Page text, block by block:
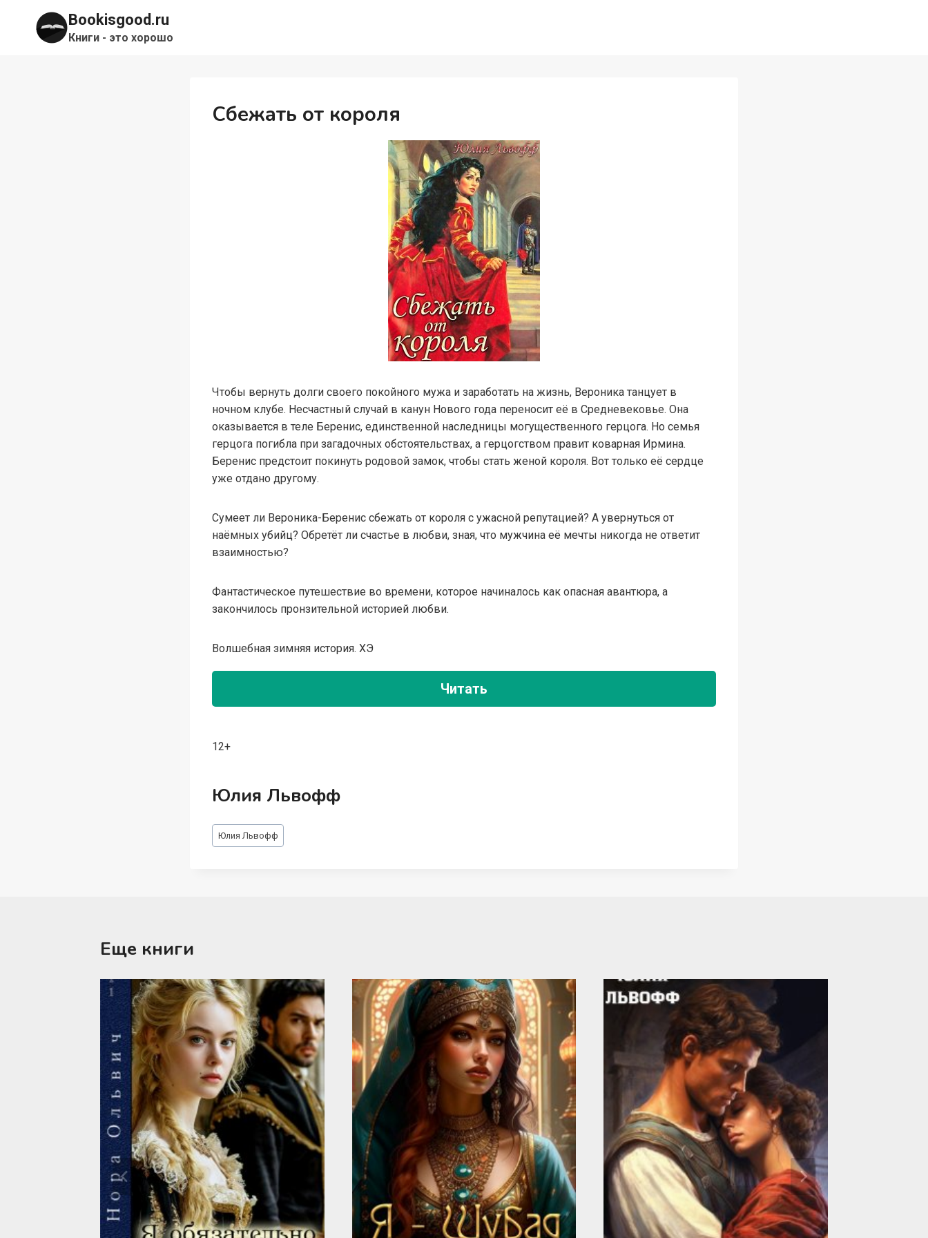
содержимому
Bookisgood.ru
Книги - это хорошо
Сбежать от короля
Чтобы вернуть долги своего покойного мужа и заработать на жизнь, Вероника танцует в
ночном клубе. Несчастный случай в канун Нового года переносит её в Средневековье. Она
оказывается в теле Беренис, единственной наследницы могущественного герцога. Но семья
герцога погибла при загадочных обстоятельствах, а герцогством правит коварная Ирмина.
Беренис предстоит покинуть родовой замок, чтобы стать женой короля. Вот только её сердце
уже отдано другому.
Сумеет ли Вероника-Беренис сбежать от короля с ужасной репутацией? А увернуться от
наёмных убийц? Обретёт ли счастье в любви, зная, что мужчина её мечты никогда не ответит
взаимностью?
Фантастическое путешествие во времени, которое начиналось как опасная авантюра, а
закончилось пронзительной историей любви.
Волшебная зимняя история. ХЭ
Читать
12+
Юлия Львофф
Метки
записи:
Юлия Львофф
Еще книги